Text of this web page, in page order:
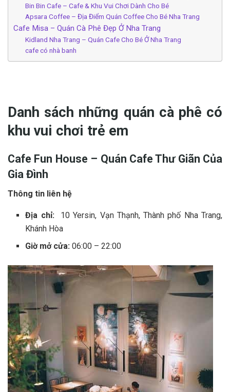
Bin Bin Cafe – Cafe & Khu V‎‎ui C‎‎hơi D‎‎ành C‎‎ho B‎‎é
Apsara Coffee – Địa Đ‎‎iểm Quán Coffee C‎‎ho B‎‎é Nha Trang
Cafe Misa – Quán Cà Phê Đ‎‎ẹp Ở‎‎ Nha Trang
Kidland Nha Trang – Quán C‎‎afe Cho B‎‎é Ở‎‎ Nha Trang
cafe có nhà banh
Danh sách những quán cà phê có
khu vui chơi trẻ em
Cafe Fun House – Quán Cafe T‎‎hư G‎‎iãn C‎‎ủa
G‎‎ia Đình
Thông tin liên hệ
Địa chỉ:
10 Yersin, Vạn Thạnh, Thành phố Nha Trang,
Khánh Hòa
Giờ mở cửa: 06:00 – 22:00